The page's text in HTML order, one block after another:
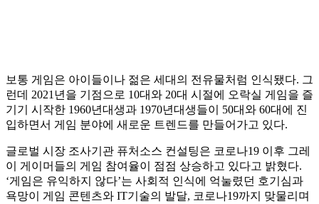
보통 게임은 아이들이나 젊은 세대의 전유물처럼 인식됐다. 그
런데 2021년을 기점으로 10대와 20대 시절에 오락실 게임을 즐
기기 시작한 1960년대생과 1970년대생들이 50대와 60대에 진
입하면서 게임 분야에 새로운 트렌드를 만들어가고 있다.
글로벌 시장 조사기관 퓨처소스 컨설팅은 코로나19 이후 그레
이 게이머들의 게임 참여율이 점점 상승하고 있다고 밝혔다.
‘게임은 유익하지 않다’는 사회적 인식에 억눌렸던 호기심과
욕망이 게임 콘텐츠와 IT기술의 발달, 코로나19까지 맞물리며